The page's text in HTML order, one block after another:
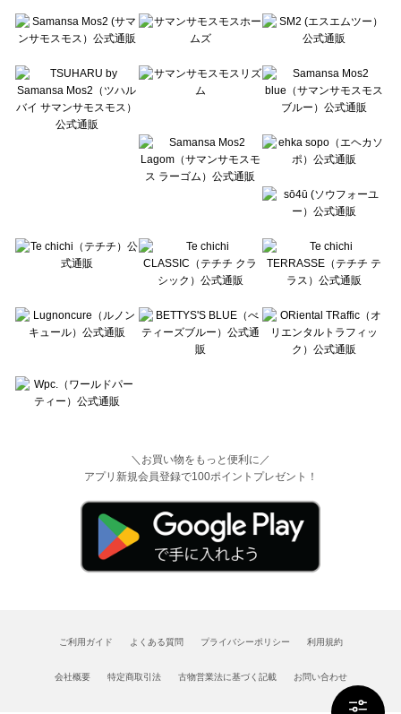
Te chichi（テチチ）の一覧
Te chichi CLASSIC（テチチ クラシック）の一覧
Lugnoncure（ルノンキュール）の一覧
BETTY'S BLUE（べティーズブルー）の一覧
Wpc.（ワールドパーティー）の一覧
＼お買い物をもっと便利に／
アプリ新規会員登録で100ポイントプレゼント！
ご利用ガイド よくある質問 プライバシーポリシー 利用規約
会社概要 特定商取引法 古物営業法に基づく記載 お問い合わせ